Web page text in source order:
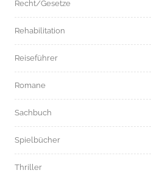
Recht/Gesetze
Rehabilitation
Reiseführer
Romane
Sachbuch
Spielbücher
Thriller